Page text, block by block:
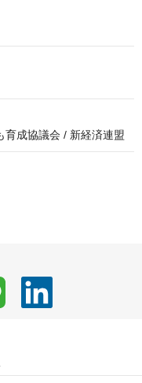
育成協議会 / 新経済連盟